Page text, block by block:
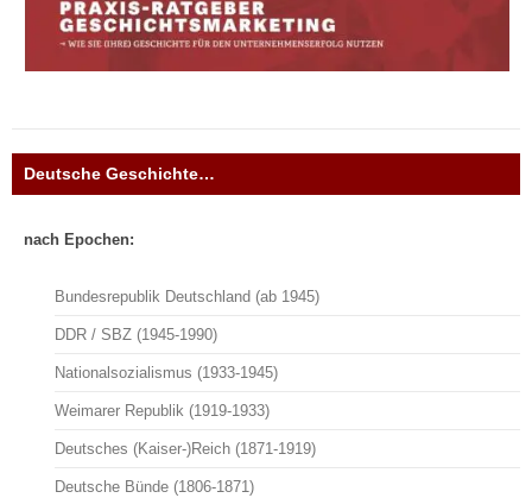
Deutsche Geschichte…
nach Epochen:
Bundesrepublik Deutschland (ab 1945)
DDR / SBZ (1945-1990)
Nationalsozialismus (1933-1945)
Weimarer Republik (1919-1933)
Deutsches (Kaiser-)Reich (1871-1919)
Deutsche Bünde (1806-1871)